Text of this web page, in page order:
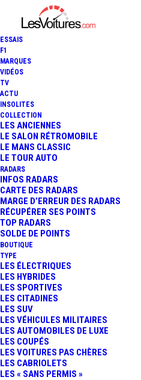
ESSAIS
F1
MARQUES
VIDÉOS
TV
ACTU
INSOLITES
COLLECTION
LES ANCIENNES
LE SALON RÉTROMOBILE
LE MANS CLASSIC
LE TOUR AUTO
RADARS
INFOS RADARS
CARTE DES RADARS
MARGE D’ERREUR DES RADARS
RÉCUPÉRER SES POINTS
TOP RADARS
SOLDE DE POINTS
BOUTIQUE
TYPE
LES ÉLECTRIQUES
LES HYBRIDES
LES SPORTIVES
LES CITADINES
LES SUV
LES VÉHICULES MILITAIRES
LES AUTOMOBILES DE LUXE
LES COUPÉS
LES VOITURES PAS CHÈRES
LES CABRIOLETS
LES « SANS PERMIS »
FERRARI F80 :
LA NOUVELLE
6 Minutes